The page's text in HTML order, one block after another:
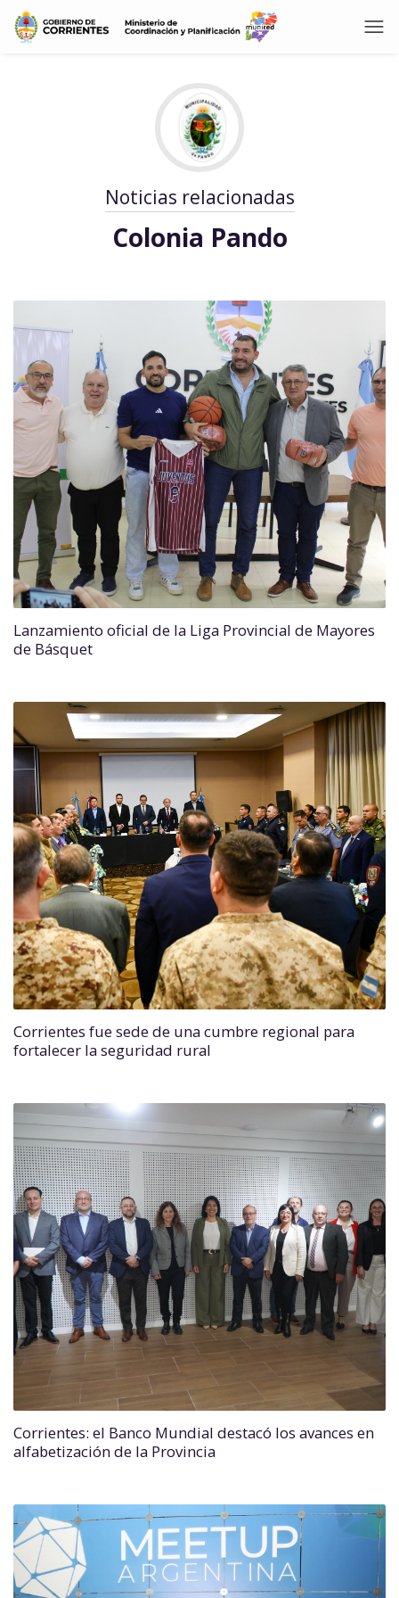
Noticias relacionadas
Colonia Pando
Lanzamiento oficial de la Liga Provincial de Mayores
de Básquet
Corrientes fue sede de una cumbre regional para
fortalecer la seguridad rural
Corrientes: el Banco Mundial destacó los avances en
alfabetización de la Provincia